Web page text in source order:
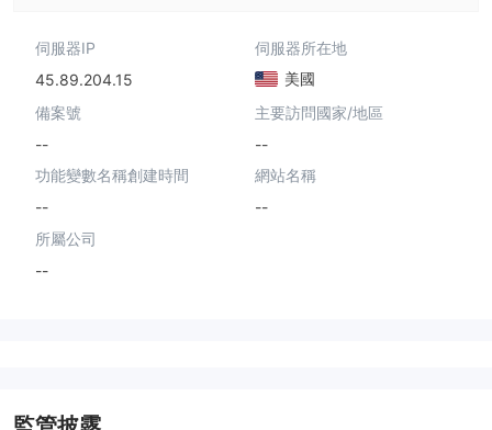
伺服器IP
45.89.204.15
伺服器所在地
美國
備案號
--
主要訪問國家/地區
--
功能變數名稱創建時間
--
網站名稱
--
所屬公司
--